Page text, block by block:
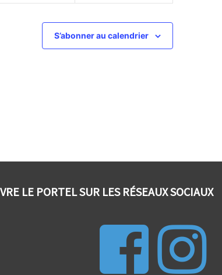
S’abonner au calendrier
LE PORTEL SUR LES RÉSEAUX SOCIAUX